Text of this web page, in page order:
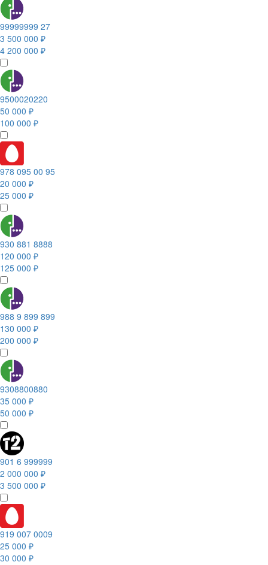
99999999 27
3 500 000 ₽
4 200 000 ₽
9500020220
50 000 ₽
100 000 ₽
978 095 00 95
20 000 ₽
25 000 ₽
930 881 8888
120 000 ₽
125 000 ₽
988 9 899 899
130 000 ₽
200 000 ₽
9308800880
35 000 ₽
50 000 ₽
901 6 999999
2 000 000 ₽
3 500 000 ₽
919 007 0009
25 000 ₽
30 000 ₽